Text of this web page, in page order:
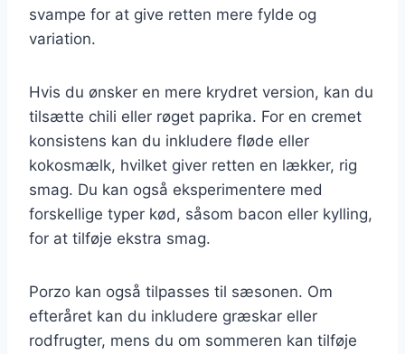
svampe for at give retten mere fylde og
variation.
Hvis du ønsker en mere krydret version, kan du
tilsætte chili eller røget paprika. For en cremet
konsistens kan du inkludere fløde eller
kokosmælk, hvilket giver retten en lækker, rig
smag. Du kan også eksperimentere med
forskellige typer kød, såsom bacon eller kylling,
for at tilføje ekstra smag.
Porzo kan også tilpasses til sæsonen. Om
efteråret kan du inkludere græskar eller
rodfrugter, mens du om sommeren kan tilføje